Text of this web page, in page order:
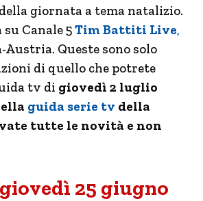
giornata a tema natalizio.
Canale 5Tim Battiti Live,
Austria. Queste sono solo
di quello che potrete
tv di giovedì 2 luglio
guida serie tv della
tutte le novità e non
25 giugno